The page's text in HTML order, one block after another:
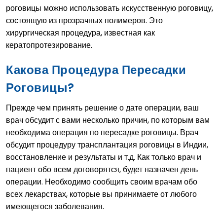
роговицы можно использовать искусственную роговицу,
состоящую из прозрачных полимеров. Это
хирургическая процедура, известная как
кератопротезирование.
Какова Процедура Пересадки
Роговицы?
Прежде чем принять решение о дате операции, ваш
врач обсудит с вами несколько причин, по которым вам
необходима операция по пересадке роговицы. Врач
обсудит процедуру трансплантация роговицы в Индии,
восстановление и результаты и т.д. Как только врач и
пациент обо всем договорятся, будет назначен день
операции. Необходимо сообщить своим врачам обо
всех лекарствах, которые вы принимаете от любого
имеющегося заболевания.